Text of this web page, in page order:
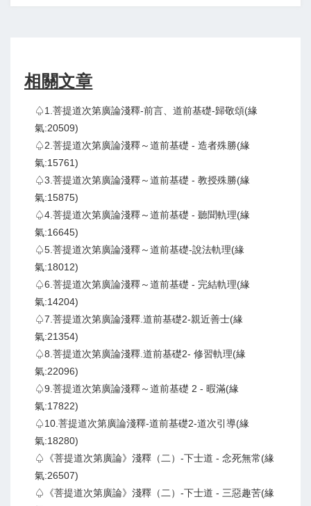
相關文章
♤1.菩提道次第廣論淺釋-前言、道前基礎-歸敬頌(緣
氣:20509)
♤2.菩提道次第廣論淺釋～道前基礎 - 造者殊勝(緣
氣:15761)
♤3.菩提道次第廣論淺釋～道前基礎 - 教授殊勝(緣
氣:15875)
♤4.菩提道次第廣論淺釋～道前基礎 - 聽聞軌理(緣
氣:16645)
♤5.菩提道次第廣論淺釋～道前基礎-說法軌理(緣
氣:18012)
♤6.菩提道次第廣論淺釋～道前基礎 - 完結軌理(緣
氣:14204)
♤7.菩提道次第廣論淺釋.道前基礎2-親近善士(緣
氣:21354)
♤8.菩提道次第廣論淺釋.道前基礎2- 修習軌理(緣
氣:22096)
♤9.菩提道次第廣論淺釋～道前基礎 2 - 暇滿(緣
氣:17822)
♤10.菩提道次第廣論淺釋-道前基礎2-道次引導(緣
氣:18280)
♤《菩提道次第廣論》淺釋（二）-下士道 - 念死無常(緣
氣:26507)
♤《菩提道次第廣論》淺釋（二）-下士道 - 三惡趣苦(緣